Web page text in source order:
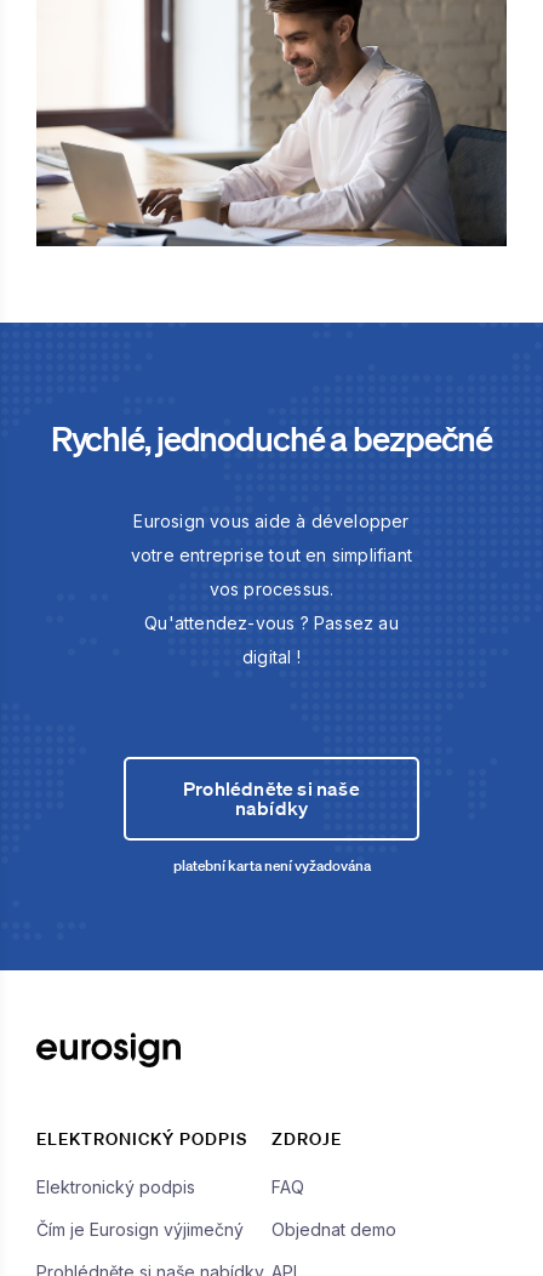
Rychlé, jednoduché a bezpečné
Eurosign vous aide à développer
votre entreprise tout en simplifiant
vos processus.
Qu'attendez-vous ? Passez au
digital !
Prohlédněte si naše
nabídky
platební karta není vyžadována
ELEKTRONICKÝ PODPIS
Elektronický podpis
Čím je Eurosign výjimečný
Prohlédněte si naše nabídky
ZDROJE
FAQ
Objednat demo
API